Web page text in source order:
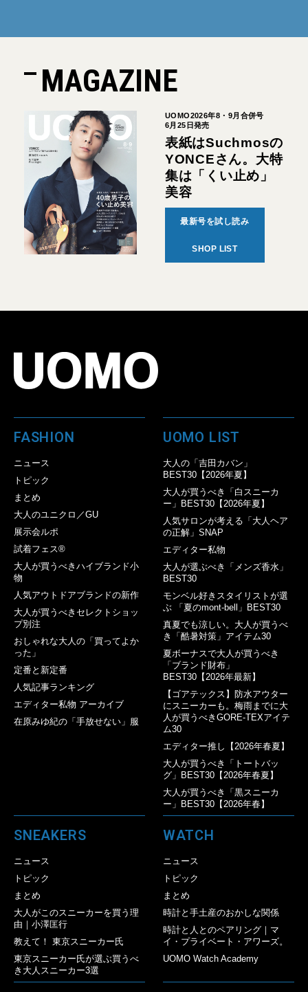
MAGAZINE
UOMO2026年8・9月合併号
6月25日発売
表紙はSuchmosの
YONCEさん。大特
集は「くい止め」
美容
最新号を試し読み
SHOP LIST
FASHION
ニュース
トピック
まとめ
大人のユニクロ／GU
展示会ルポ
試着フェス®︎
大人が買うべきハイブランド小
物
人気アウトドアブランドの新作
大人が買うべきセレクトショッ
プ別注
おしゃれな大人の「買ってよか
った」
定番と新定番
人気記事ランキング
エディター私物 アーカイブ
在原みゆ紀の「手放せない」服
UOMO LIST
大人の「吉田カバン」
BEST30【2026年夏】
大人が買うべき「白スニーカ
ー」BEST30【2026年夏】
人気サロンが考える「大人ヘア
の正解」SNAP
エディター私物
大人が選ぶべき「メンズ香水」
BEST30
モンベル好きスタイリストが選
ぶ 「夏のmont-bell」BEST30
真夏でも涼しい。大人が買うべ
き「酷暑対策」アイテム30
夏ボーナスで大人が買うべき
「ブランド財布」
BEST30【2026年最新】
【ゴアテックス】防水アウター
にスニーカーも。梅雨までに大
人が買うべきGORE-TEXアイテ
ム30
エディター推し【2026年春夏】
大人が買うべき「トートバッ
グ」BEST30【2026年春夏】
大人が買うべき「黒スニーカ
ー」BEST30【2026年春】
SNEAKERS
ニュース
トピック
まとめ
大人がこのスニーカーを買う理
由｜小澤匡行
教えて！ 東京スニーカー氏
東京スニーカー氏が選ぶ買うべ
き大人スニーカー3選
WATCH
ニュース
トピック
まとめ
時計と手土産のおかしな関係
時計と人とのペアリング｜マ
イ・プライベート・アワーズ。
UOMO Watch Academy